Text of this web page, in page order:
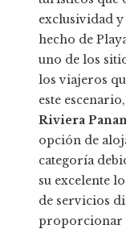
exclusividad
hecho de
uno de los
los viajeros
este
Riviera
opción de
categoría
su excelente
de servicios
proporcionar